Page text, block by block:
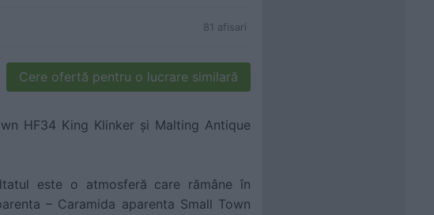
81 afisari
Cere ofertă pentru o lucrare similară
HF34 King Klinker și Malting Antique
este o atmosferă care rămâne în
– Caramida aparenta Small Town